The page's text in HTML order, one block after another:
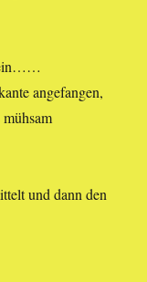
angefangen,
und dann den